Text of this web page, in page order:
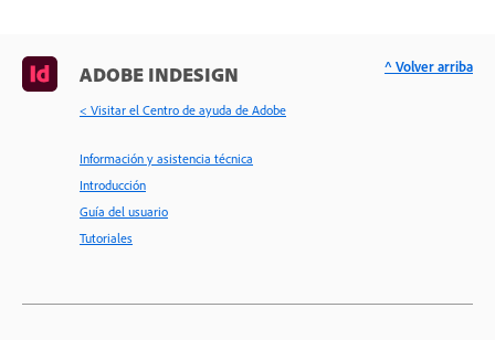
ADOBE INDESIGN
< Visitar el Centro de ayuda de Adobe
Información y asistencia técnica
Introducción
Guía del usuario
Tutoriales
^ Volver arriba